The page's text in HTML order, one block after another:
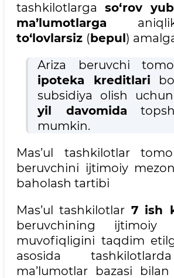
tashkilotlarga so‘rov
ma’lumotlarga
to‘lovlarsiz ( bepul )
Ariza beruvchi
ipoteka kreditlari
subsidiya olish
yil davomida
mumkin.
Mas’ul tashkilotlar
beruvchini ijtimoiy
baholash tartibi
Mas’ul tashkilotlar 7 ish
beruvchining ijtimoiy
muvofiqligini taqdim
asosida
ma’lumotlar bazasi